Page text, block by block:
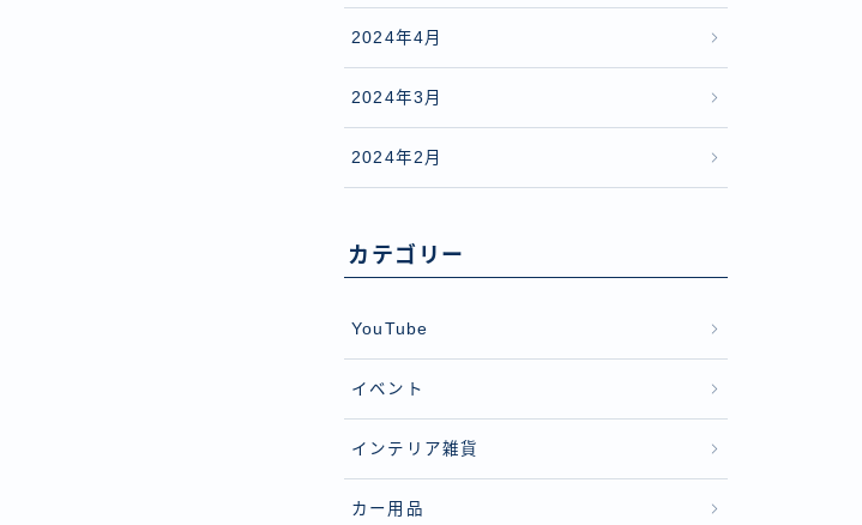
2024年4月
2024年3月
2024年2月
カテゴリー
YouTube
イベント
インテリア雑貨
カー用品